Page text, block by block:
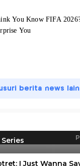
berita news